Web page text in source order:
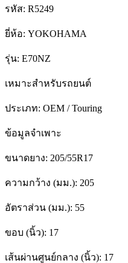
รหัส: R5249
ยี่ห้อ: YOKOHAMA
รุ่น: E70NZ
เหมาะสำหรับรถยนต์
ประเภท: OEM / Touring
ข้อมูลจำเพาะ
ขนาดยาง: 205/55R17
ความกว้าง (มม.): 205
อัตราส่วน (มม.): 55
ขอบ (นิ้ว): 17
เส้นผ่านศูนย์กลาง (นิ้ว): 17